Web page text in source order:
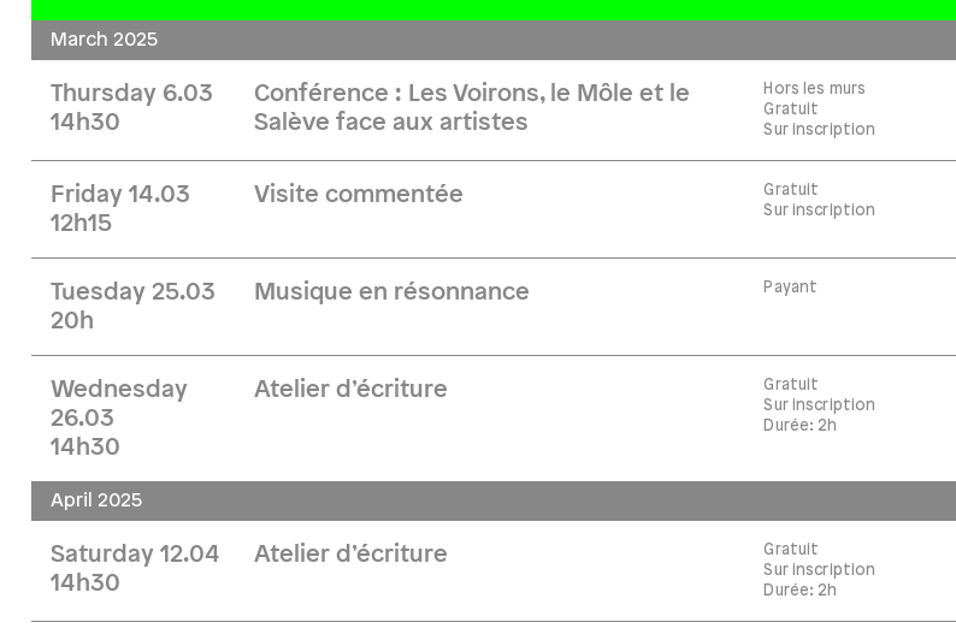
March 2025
Thursday 6.03
14h30
Conférence : Les Voirons, le Môle et le
Salève face aux artistes
Hors les murs
Gratuit
Sur inscription
Friday 14.03
12h15
Visite commentée
Gratuit
Sur inscription
Tuesday 25.03
20h
Musique en résonnance Payant
Wednesday
26.03
14h30
Atelier d’écriture
Gratuit
Sur inscription
Durée: 2h
April 2025
Saturday 12.04
14h30
Atelier d’écriture
Gratuit
Sur inscription
Durée: 2h